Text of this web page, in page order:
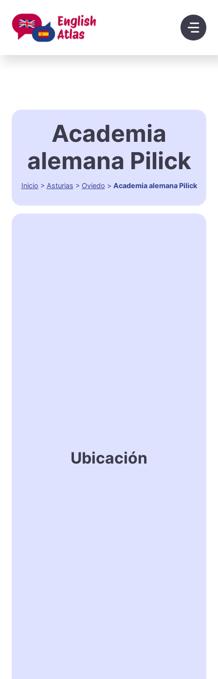
contenido
Academia
alemana Pilick
Inicio > Asturias > Oviedo > Academia alemana Pilick
Ubicación